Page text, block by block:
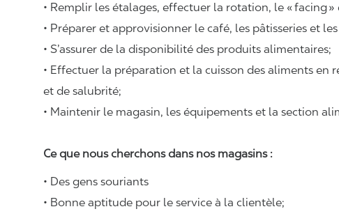
• Remplir les étalages, effectuer la rotation, le «facing»
• Préparer et approvisionner le café, les pâtisseries et
• S’assurer de la disponibilité des produits alimentaires;
• Effectuer la préparation et la cuisson des aliments en
et de salubrité;
• Maintenir le magasin, les équipements et la section
Ce que nous cherchons dans nos magasins :
• Des gens souriants
• Bonne aptitude pour le service à la clientèle;